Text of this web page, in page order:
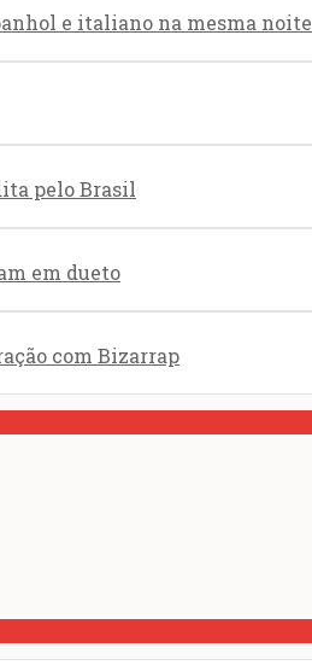
e italiano na mesma noite
pelo Brasil
em dueto
com Bizarrap